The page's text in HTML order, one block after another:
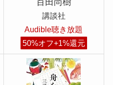
講談社
Audible聴き放題
50%オフ+1%還元